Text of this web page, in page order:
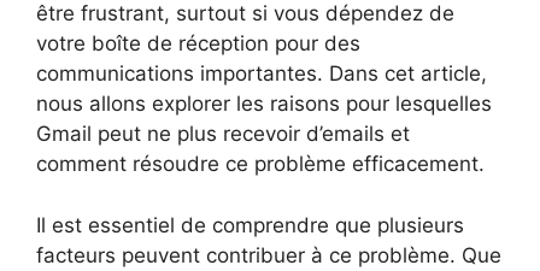
être frustrant, surtout si vous dépendez de
votre boîte de réception pour des
communications importantes. Dans cet article,
nous allons explorer les raisons pour lesquelles
Gmail peut ne plus recevoir d’emails et
comment résoudre ce problème efficacement.
Il est essentiel de comprendre que plusieurs
facteurs peuvent contribuer à ce problème. Que